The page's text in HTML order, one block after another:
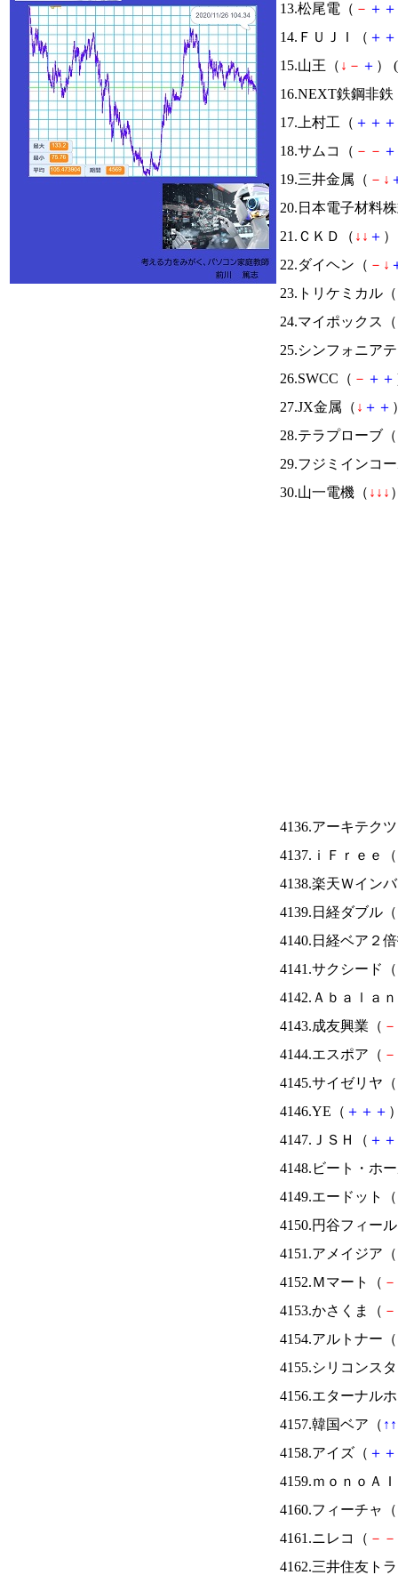
13.松尾電（ － ＋ ＋
14.ＦＵＪＩ（ ＋ ＋
15.山王（ ↓ － ＋ ） (
16.NEXT鉄鋼非鉄
17.上村工（ ＋ ＋ ＋
18.サムコ（ － － ＋
19.三井金属（ － ↓
20.日本電子材料
21.ＣＫＤ（ ↓ ↓ ＋
22.ダイヘン（ － ↓
23.トリケミカル（
24.マイポックス（
25.シンフォニア
26.SWCC（ － ＋ ＋
27.JX金属（ ↓ ＋ ＋
28.テラプローブ（
29.フジミインコ
30.山一電機（ ↓ ↓ ↓
4136.アーキテク
4137.ｉＦｒｅｅ（
4138.楽天Ｗイン
4139.日経ダブル（
4140.日経ベア２
4141.サクシード（
4142.Ａｂａｌａ
4143.成友興業（ －
4144.エスポア（ －
4145.サイゼリヤ（
4146.YE（ ＋ ＋ ＋
4147.ＪＳＨ（ ＋ ＋
4148.ビート・ホ
4149.エードット（
4150.円谷フィー
4151.アメイジア（
4152.Ｍマート（ －
4153.かさくま（ －
4154.アルトナー（
4155.シリコンス
4156.エターナル
4157.韓国ベア（ ↑ ↑
4158.アイズ（ ＋ ＋
4159.ｍｏｎｏＡ
4160.フィーチャ（
4161.ニレコ（ － －
4162.三井住友ト